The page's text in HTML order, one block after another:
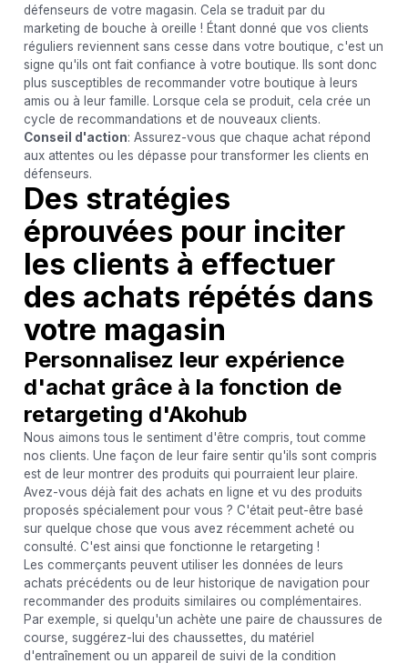
défenseurs de votre magasin. Cela se traduit par du
marketing de bouche à oreille ! Étant donné que vos clients
réguliers reviennent sans cesse dans votre boutique, c'est un
signe qu'ils ont fait confiance à votre boutique. Ils sont donc
plus susceptibles de recommander votre boutique à leurs
amis ou à leur famille. Lorsque cela se produit, cela crée un
cycle de recommandations et de nouveaux clients.
Conseil d'action: Assurez-vous que chaque achat répond
aux attentes ou les dépasse pour transformer les clients en
défenseurs.
Des stratégies
éprouvées pour inciter
les clients à effectuer
des achats répétés dans
votre magasin
Personnalisez leur expérience
d'achat grâce à la fonction de
retargeting d'Akohub
Nous aimons tous le sentiment d'être compris, tout comme
nos clients. Une façon de leur faire sentir qu'ils sont compris
est de leur montrer des produits qui pourraient leur plaire.
Avez-vous déjà fait des achats en ligne et vu des produits
proposés spécialement pour vous ? C'était peut-être basé
sur quelque chose que vous avez récemment acheté ou
consulté. C'est ainsi que fonctionne le retargeting !
Les commerçants peuvent utiliser les données de leurs
achats précédents ou de leur historique de navigation pour
recommander des produits similaires ou complémentaires.
Par exemple, si quelqu'un achète une paire de chaussures de
course, suggérez-lui des chaussettes, du matériel
d'entraînement ou un appareil de suivi de la condition